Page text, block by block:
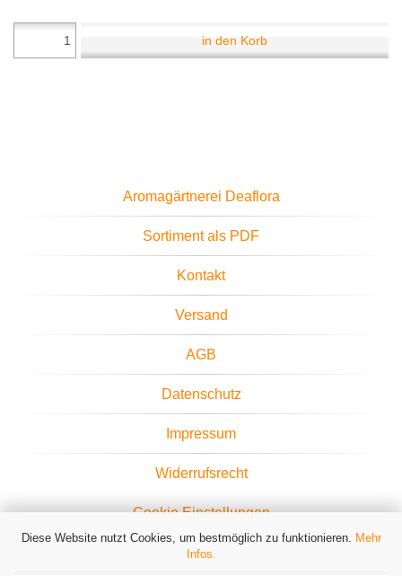
Diese Website nutzt Cookies, um bestmöglich zu funktionieren. Mehr
Infos.
in den Korb
Aromagärtnerei Deaflora
Sortiment als PDF
Kontakt
Versand
AGB
Datenschutz
Impressum
Widerrufsrecht
Cookie Einstellungen